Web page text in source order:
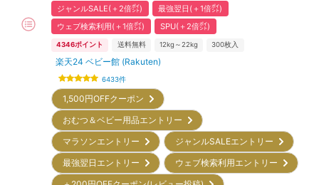
ジャンルSALE(＋2倍㌽)
最強翌日(＋1倍㌽)
ウェブ検索利用(＋1倍㌽)
SPU(＋2倍㌽)
4346ポイント 送料無料 12kg～22kg 300枚入
楽天24 ベビー館 (Rakuten)
6433件
1,500円OFFクーポン
おむつ＆ベビー用品エントリー
マラソンエントリー
ジャンルSALEエントリー
最強翌日エントリー
ウェブ検索利用エントリー